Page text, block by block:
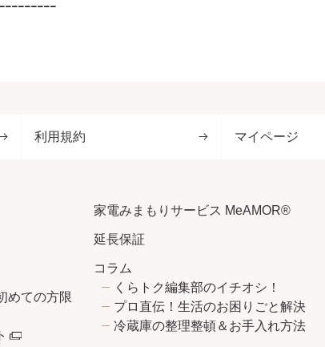
ｰｰｰｰｰｰｰｰ
利用規約 マイページ
めての方限
家電みまもりサービス MeAMOR®
延長保証
コラム
くらトク編集部のイチオシ！
プロ直伝！生活のお困りごと解決
冷蔵庫の整理整頓＆お手入れ方法